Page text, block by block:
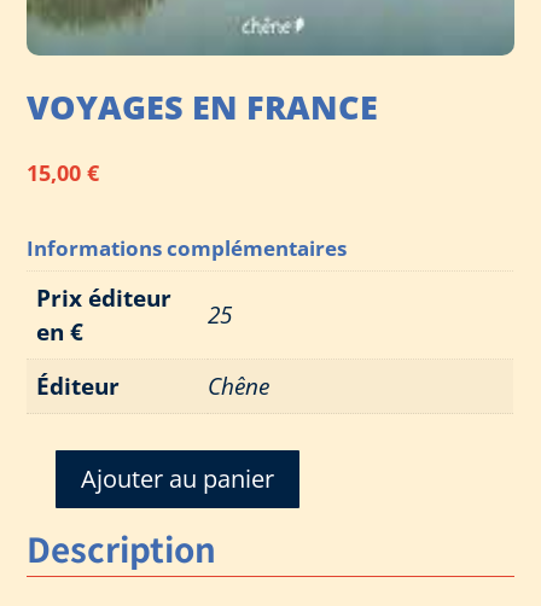
VOYAGES EN FRANCE
15,00€
Informations complémentaires
Prix éditeur
en €
25
Éditeur Chêne
quantité
VOYAGES
EN
Ajouter au panier
Description